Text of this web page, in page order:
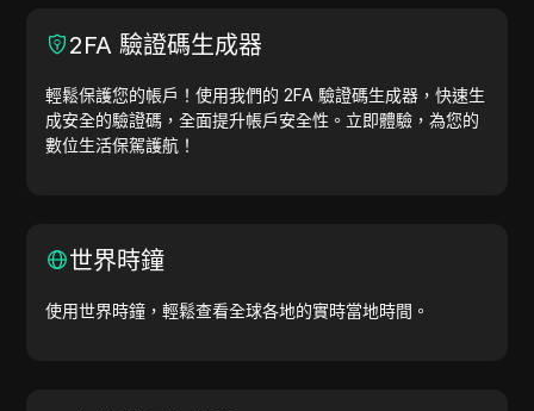
2FA 驗證碼生成器
輕鬆保護您的帳戶！使用我們的 2FA 驗證碼生成器，快速生
成安全的驗證碼，全面提升帳戶安全性。立即體驗，為您的
數位生活保駕護航！
世界時鐘
使用世界時鐘，輕鬆查看全球各地的實時當地時間。